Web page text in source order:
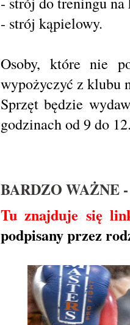
- strój kąpielowy.
Osoby, które nie
wypożyczyć z klubu
Sprzęt będzie
godzinach od 9 do
BARDZO WAŻNE
Tu znajduje się
podpisany przez